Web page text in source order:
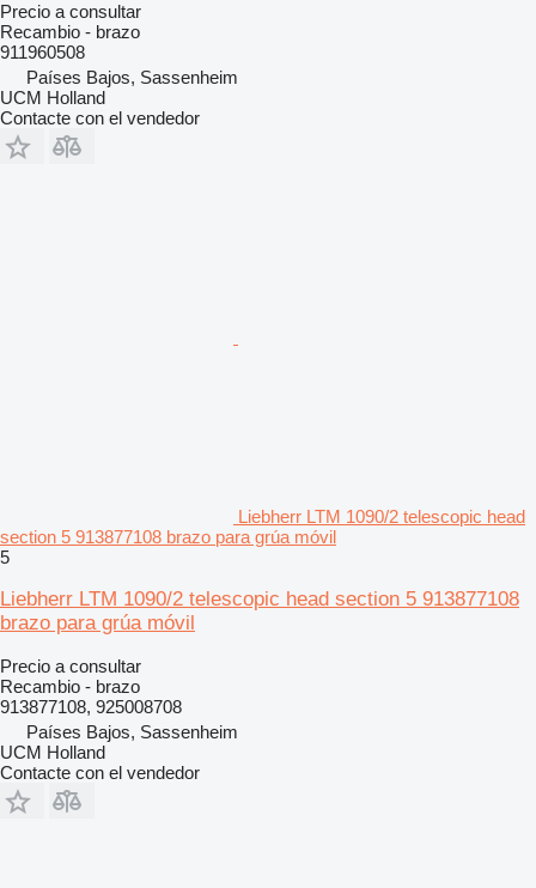
Precio a consultar
Recambio - brazo
911960508
Países Bajos, Sassenheim
UCM Holland
Contacte con el vendedor
Liebherr LTM 1090/2 telescopic head
section 5 913877108 brazo para grúa móvil
5
Liebherr LTM 1090/2 telescopic head section 5 913877108
brazo para grúa móvil
Precio a consultar
Recambio - brazo
913877108, 925008708
Países Bajos, Sassenheim
UCM Holland
Contacte con el vendedor